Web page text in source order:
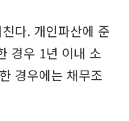
다. 개인파산에 준
경우 1년 이내 소
경우에는 채무조